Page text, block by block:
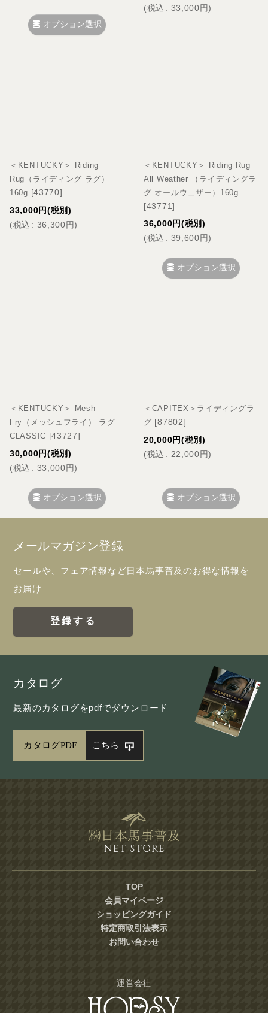
オプション選択
(税込 : 33,000円)
＜KENTUCKY＞ Riding
Rug（ライディング ラグ）
160g [43770]
33,000円(税別)
(税込 : 36,300円)
＜KENTUCKY＞ Riding Rug
All Weather （ライディングラ
グ オールウェザー）160g
[43771]
36,000円(税別)
(税込 : 39,600円)
オプション選択
＜KENTUCKY＞ Mesh
Fry（メッシュフライ） ラグ
CLASSIC [43727]
30,000円(税別)
(税込 : 33,000円)
オプション選択
＜CAPITEX＞ライディングラ
グ [87802]
20,000円(税別)
(税込 : 22,000円)
オプション選択
メールマガジン登録
セールや、フェア情報など日本馬事普及のお得な情報を
お届け
登録する
カタログ
最新のカタログをpdfでダウンロード
カタログPDF こちら
TOP
会員マイページ
ショッピングガイド
特定商取引法表示
お問い合わせ
運営会社